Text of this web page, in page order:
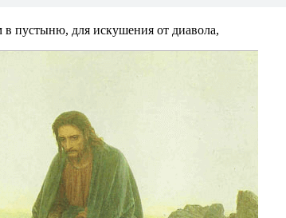
пустыню, для искушения от диавола,